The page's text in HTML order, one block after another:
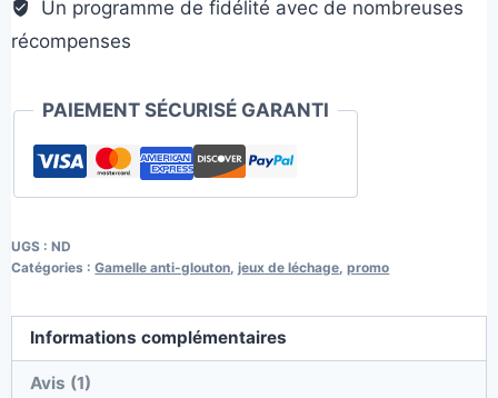
Un programme de fidélité avec de nombreuses
récompenses
PAIEMENT SÉCURISÉ GARANTI
UGS :ND
Catégories :Gamelle anti-glouton ,jeux de léchage ,promo
Informations complémentaires
Avis (1)